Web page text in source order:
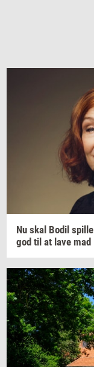
Nu skal Bodil spil­le
god til at lave mad